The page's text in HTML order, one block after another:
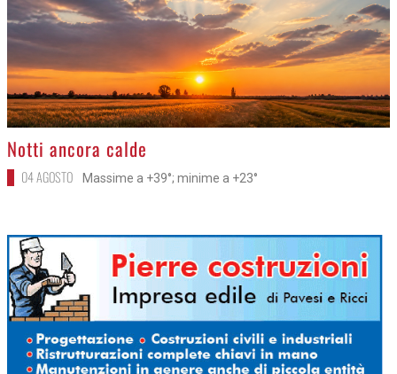
>
Notti ancora calde
04 AGOSTO Massime a +39°; minime a +23°